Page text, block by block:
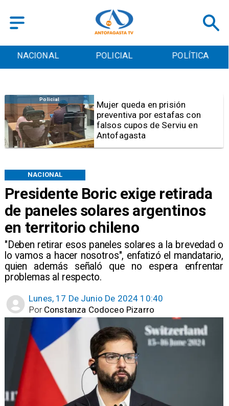
POLICIAL POLÍTICA CULTURA
Presidente Boric exige retirada
de paneles solares argentinos
en territorio chileno
"Deben retirar esos paneles solares a la brevedad o
lo vamos a hacer nosotros", enfatizó el mandatario,
quien además señaló que no espera enfrentar
problemas al respecto.
NACIONAL
Lunes, 17 De Junio De 2024 10:40
Constanza Codoceo Pizarro
Por
Mujer queda en prisión
preventiva por estafas con
falsos cupos de Serviu en
Antofagasta